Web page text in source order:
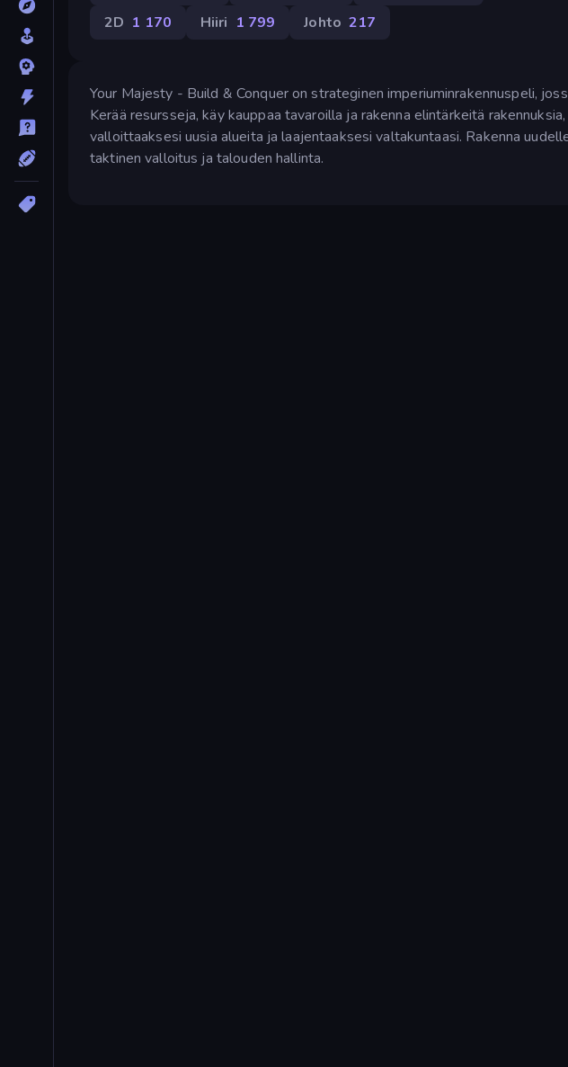
2D 1 170 Hiiri 1 799 Johto 217
Your Majesty - Build & Conquer on strateginen imperiuminrakennuspeli,
Kerää resursseja, käy kauppaa tavaroilla ja rakenna elintärkeitä
valloittaaksesi uusia alueita ja laajentaaksesi valtakuntaasi. Rakenna
taktinen valloitus ja talouden hallinta.